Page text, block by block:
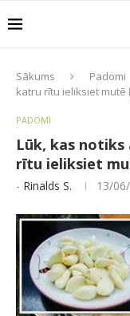
Sākums Padomi
katru rītu ieliksiet mutē
PADOMI
Lūk, kas
rītu ieliksiet
- Rinalds S. 13/